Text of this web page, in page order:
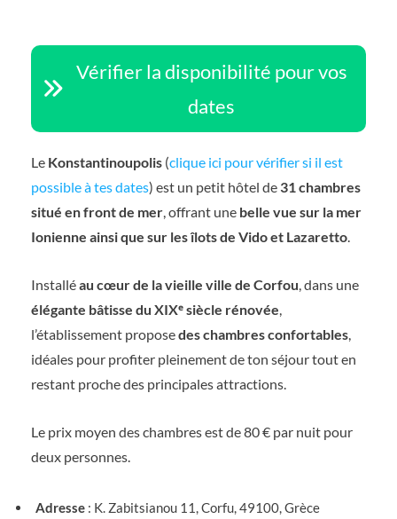
Vérifier la disponibilité pour vos
dates
Le Konstantinoupolis (clique ici pour vérifier si il est
possible à tes dates) est un petit hôtel de 31 chambres
situé en front de mer , offrant une belle vue sur la mer
Ionienne ainsi que sur les îlots de Vido et Lazaretto
Installéau cœur de la vieille ville de Corfou , dans une
élégante bâtisse du XIXᵉ siècle rénovée
l’établissement proposedes chambres confortables
idéales pour profiter pleinement de ton séjour tout en
restant proche des principales attractions.
Le prix moyen des chambres est de 80 € par nuit pour
deux personnes.
Adresse : K. Zabitsianou 11, Corfu, 49100, Grèce